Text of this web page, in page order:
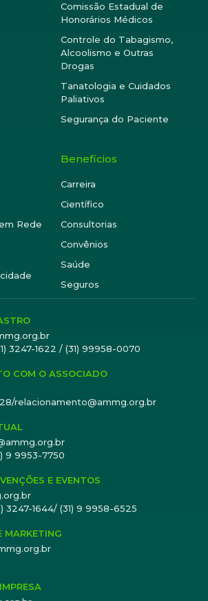
Comissão Estadual de
Honorários Médicos
Controle do Tabagismo,
Alcoolismo e Outras
Drogas
Tanatologia e Cuidados
Paliativos
Segurança do Paciente
Rede
Benefícios
Carreira
Científico
Consultorias
Convênios
Saúde
Seguros
3247-1622 / (31) 99958-0070
COM O ASSOCIADO
relacionamento@ammg.org.br
9 9953-7750
E EVENTOS
3247-1644/ (31) 9 9958-6525
MARKETING